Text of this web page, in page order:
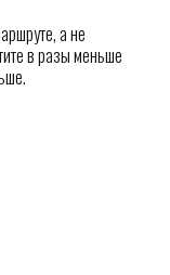
а не
в разы меньше